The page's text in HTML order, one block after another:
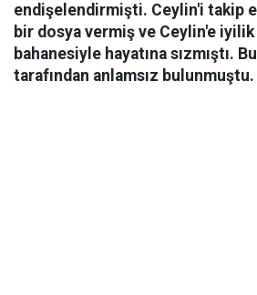
endişelendirmişti. Ceylin'i takip
bir dosya vermiş ve Ceylin'e iyilik
bahanesiyle hayatına sızmıştı.
tarafından anlamsız bulunmuştu.